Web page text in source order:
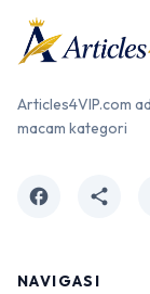
Articles4VIP.com
macam kategori
facebook share
NAVIGASI